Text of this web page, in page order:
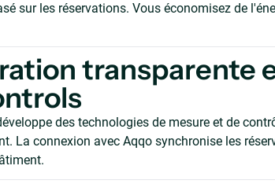
sur les réservations. Vous économisez de
transparente
des technologies de mesure et de
La connexion avec Aqqo synchronise les